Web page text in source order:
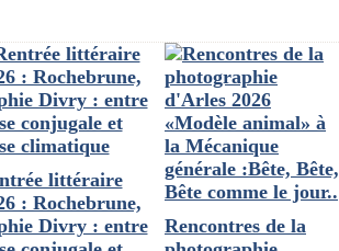
littéraire
: Rochebrune,
Divry : entre
Rencontres de la